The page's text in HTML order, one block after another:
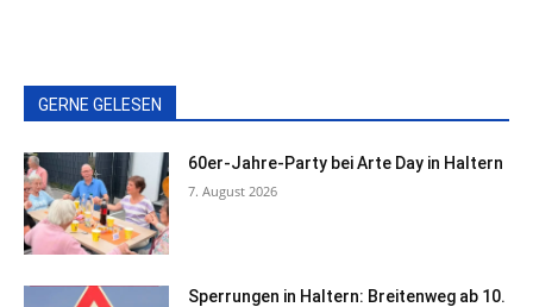
GERNE GELESEN
60er-Jahre-Party bei Arte Day in Haltern
7. August 2026
Sperrungen in Haltern: Breitenweg ab 10.